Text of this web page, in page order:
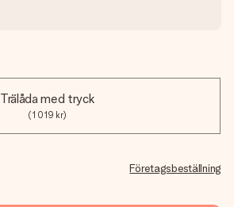
Trälåda med tryck
(1 019 kr)
Företagsbeställning